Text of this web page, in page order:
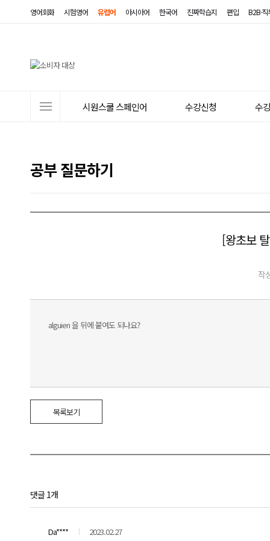
영어회화 시험영어 유럽어 아시아어 한국어 진짜학습지 편입 B2B·
뉴
시원스쿨 스페인어 수강신청 수
공부 질문하기
[왕초보
작
alguien 을 뒤에 붙여도 되나요?
목록보기
댓글 1개
Da****
2023.02.27